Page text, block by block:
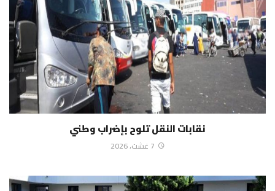
نقابات النقل تلوح بإضراب وطني
7 غشت، 2026